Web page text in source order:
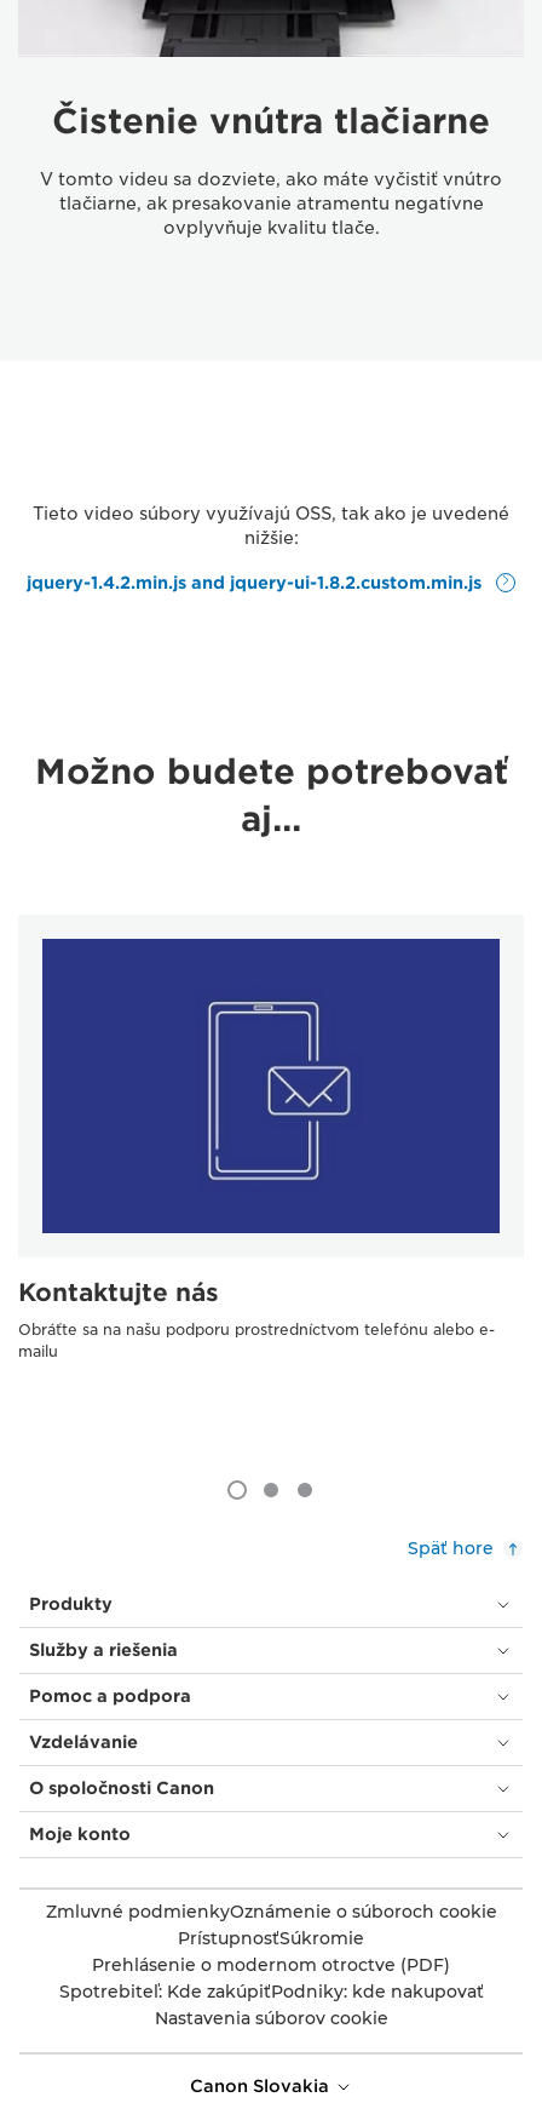
Čistenie vnútra tlačiarne
V tomto videu sa dozviete, ako máte vyčistiť vnútro
tlačiarne, ak presakovanie atramentu negatívne
ovplyvňuje kvalitu tlače.
Tieto video súbory využívajú OSS, tak ako je uvedené
nižšie:
jquery-1.4.2.min.js and jquery-ui-1.8.2.custom.min.js
Možno budete potrebovať
aj...
Kontaktujte nás
Obráťte sa na našu podporu prostredníctvom telefónu alebo e-
mailu
Späť hore
Produkty
Služby a riešenia
Pomoc a podpora
Vzdelávanie
O spoločnosti Canon
Moje konto
Zmluvné podmienkyOznámenie o súboroch cookie
PrístupnosťSúkromie
Prehlásenie o modernom otroctve (PDF)
Spotrebiteľ: Kde zakúpiťPodniky: kde nakupovať
Nastavenia súborov cookie
Canon Slovakia